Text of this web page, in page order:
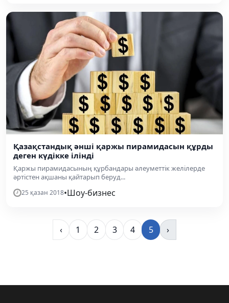
Қазақстандық әнші қаржы пирамидасын құрды
деген күдікке ілінді
Қаржы пирамидасының құрбандары әлеуметтік желілерде
әртістен ақшаны қайтарып беруд...
25 қазан 2018•Шоу-бизнес
‹ 1 2 3 4 5 ›